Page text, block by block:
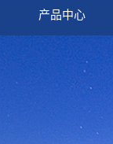
产品中心